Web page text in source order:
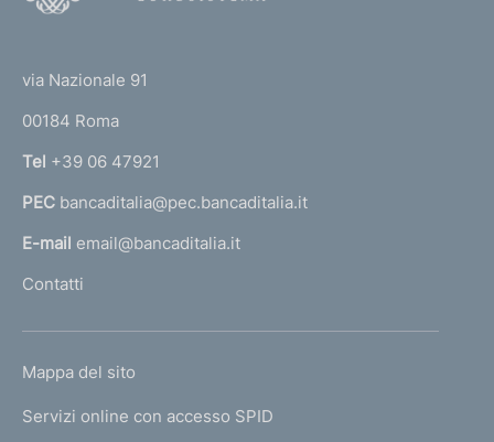
r
n
a
l
'
m
e
via Nazionale 91
00184 Roma
Tel +39 06 47921
PEC bancaditalia@pec.bancaditalia.it
E-mail email@bancaditalia.it
Contatti
L
N
Mappa del sito
Servizi online con accesso SPID